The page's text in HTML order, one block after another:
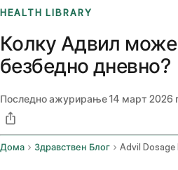
HEALTH LIBRARY
Колку Адвил
безбедно дневно?
Последно ажурирање14 март 2026
Дома Здравствен Блог Advil Dosage